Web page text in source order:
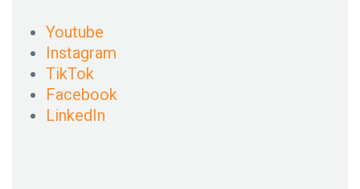
Youtube
Instagram
TikTok
Facebook
LinkedIn